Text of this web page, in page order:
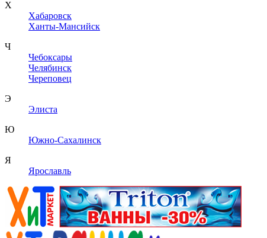
Х
Хабаровск
Ханты-Мансийск
Ч
Чебоксары
Челябинск
Череповец
Э
Элиста
Ю
Южно-Сахалинск
Я
Ярославль